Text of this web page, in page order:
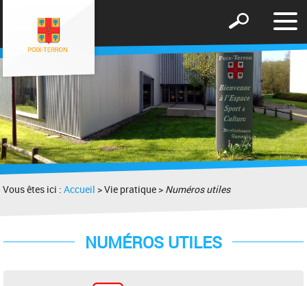
le
Afficher
formulaire
de
recherche
Vous êtes ici :Accueil > Vie pratique > Numéros utiles
NUMÉROS UTILES